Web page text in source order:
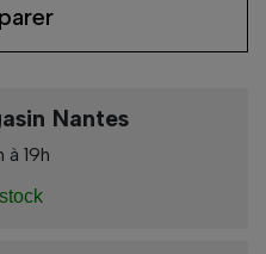
Nantes
à 19h